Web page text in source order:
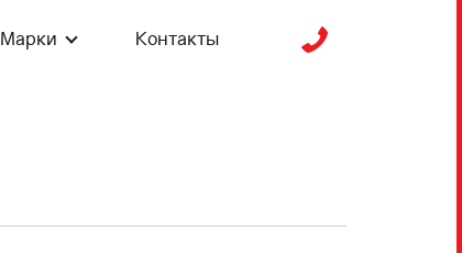
Марки Контакты